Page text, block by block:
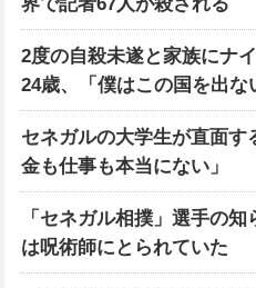
2度の自殺未遂と家族にナ
24歳、「僕はこの国を出な
セネガルの大学生が直面す
金も仕事も本当にない」
「セネガル相撲」選手の
は呪術師にとられていた